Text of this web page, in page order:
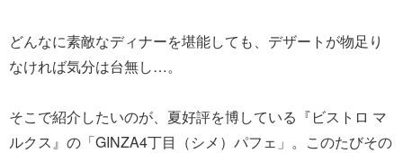
どんなに素敵なディナーを堪能しても、デザートが物足り
なければ気分は台無し…。
そこで紹介したいのが、夏好評を博している『ビストロ マ
ルクス』の「GINZA4丁目（シメ）パフェ」。このたびその